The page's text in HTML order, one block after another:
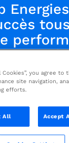
a
Cookies”, you agree
site navigation,
efforts.
All Accept